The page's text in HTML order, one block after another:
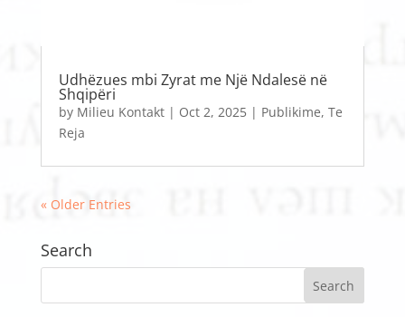
Udhëzues mbi Zyrat me Një Ndalesë në
Shqipëri
by Milieu Kontakt| Oct 2, 2025| Publikime, Te
Reja
« Older Entries
Search